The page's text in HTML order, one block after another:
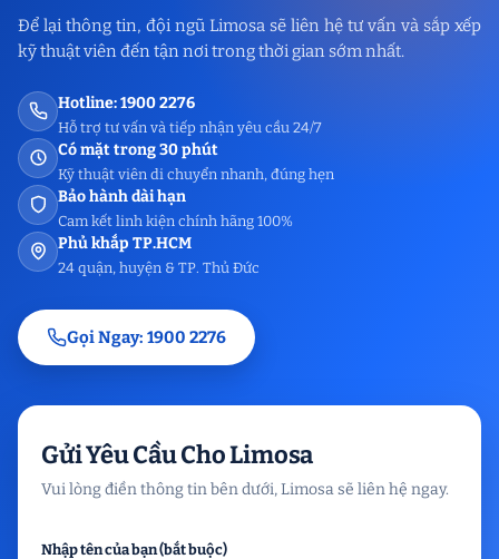
Để lại thông tin, đội ngũ Limosa sẽ liên hệ tư vấn và sắp xếp
kỹ thuật viên đến tận nơi trong thời gian sớm nhất.
Hotline: 1900 2276
Hỗ trợ tư vấn và tiếp nhận yêu cầu 24/7
Có mặt trong 30 phút
Kỹ thuật viên di chuyển nhanh, đúng hẹn
Bảo hành dài hạn
Cam kết linh kiện chính hãng 100%
Phủ khắp TP.HCM
24 quận, huyện & TP. Thủ Đức
Gọi Ngay: 1900 2276
Gửi Yêu Cầu Cho Limosa
Vui lòng điền thông tin bên dưới, Limosa sẽ liên hệ ngay.
Nhập tên của bạn (bắt buộc)